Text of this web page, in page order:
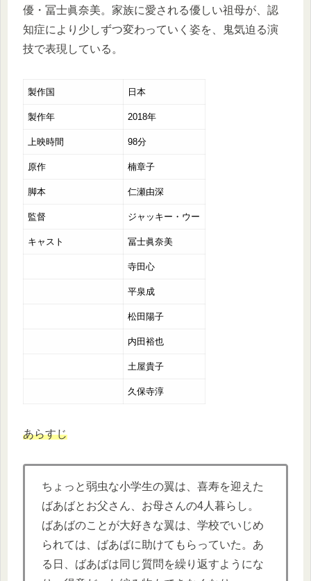
優・冨士眞奈美。家族に愛される優しい祖母が、認
知症により少しずつ変わっていく姿を、鬼気迫る演
技で表現している。
製作国 日本
製作年 2018年
上映時間 98分
原作 楠章子
脚本 仁瀬由深
監督 ジャッキー・ウー
キャスト 冨士眞奈美
寺田心
平泉成
松田陽子
内田裕也
土屋貴子
久保寺淳
あらすじ
ちょっと弱虫な小学生の翼は、喜寿を迎えた
ばあばとお父さん、お母さんの4人暮らし。
ばあばのことが大好きな翼は、学校でいじめ
られては、ばあばに助けてもらっていた。あ
る日、ばあばは同じ質問を繰り返すようにな